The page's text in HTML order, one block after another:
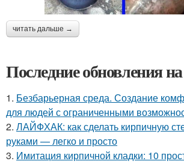
читать дальше →
Последние обновления
1. Безбарьерная среда. Создание
для людей с ограниченными
2. ЛАЙФХАК: как сделать кирпичную
руками — легко и просто
3. Имитация кирпичной кладки: 10